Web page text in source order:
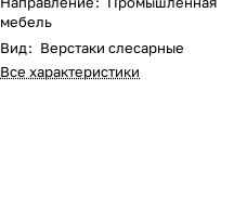
мебель
Вид: Верстаки слесарные
Все характеристики